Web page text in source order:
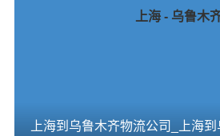
上海 - 乌鲁木
上海到乌鲁木齐物流公司_上海